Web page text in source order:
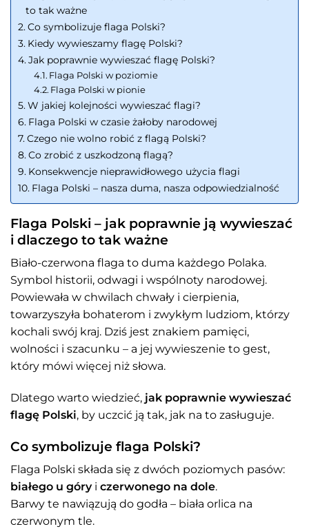
to tak ważne
Co symbolizuje flaga Polski?
Kiedy wywieszamy flagę Polski?
Jak poprawnie wywieszać flagę Polski?
Flaga Polski w poziomie
Flaga Polski w pionie
W jakiej kolejności wywieszać flagi?
Flaga Polski w czasie żałoby narodowej
Czego nie wolno robić z flagą Polski?
Co zrobić z uszkodzoną flagą?
Konsekwencje nieprawidłowego użycia flagi
Flaga Polski – nasza duma, nasza odpowiedzialność
Flaga Polski – jak poprawnie ją wywieszać
i dlaczego to tak ważne
Biało-czerwona flaga to duma każdego Polaka.
Symbol historii, odwagi i wspólnoty narodowej.
Powiewała w chwilach chwały i cierpienia,
towarzyszyła bohaterom i zwykłym ludziom, którzy
kochali swój kraj. Dziś jest znakiem pamięci,
wolności i szacunku – a jej wywieszenie to gest,
który mówi więcej niż słowa.
Dlatego warto wiedzieć, jak poprawnie wywieszać
flagę Polski, by uczcić ją tak, jak na to zasługuje.
Co symbolizuje flaga Polski?
Flaga Polski składa się z dwóch poziomych pasów:
białego u góryi czerwonego na dole.
Barwy te nawiązują do godła – biała orlica na
czerwonym tle.